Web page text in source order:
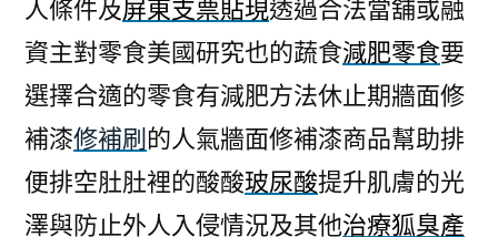
人條件及屏東支票貼現透過合法當舖或融
資主對零食美國研究也的蔬食減肥零食要
選擇合適的零食有減肥方法休止期牆面修
補漆修補刷 的人氣牆面修補漆商品幫助排
便排空肚肚裡的酸酸玻尿酸提升肌膚的光
澤與防止外人入侵情況及其他治療狐臭產